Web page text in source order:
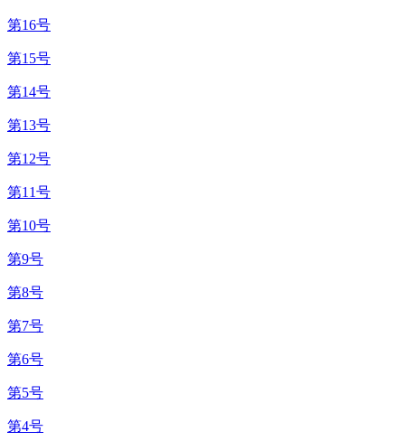
第16号
第15号
第14号
第13号
第12号
第11号
第10号
第9号
第8号
第7号
第6号
第5号
第4号